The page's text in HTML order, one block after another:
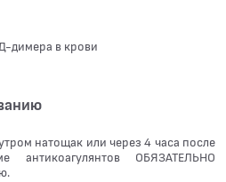
димера в крови
натощак или через 4 часа после
ОБЯЗАТЕЛЬНО